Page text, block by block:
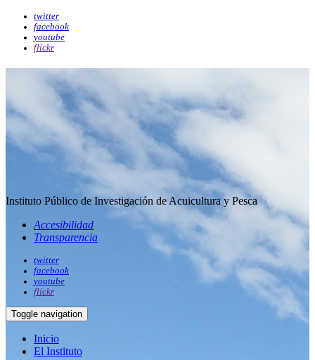
twitter
facebook
youtube
flickr
Instituto Público de Investigación de Acuicultura y Pesca
Accesibilidad
Transparencia
twitter
facebook
youtube
flickr
Toggle navigation
Inicio
El Instituto